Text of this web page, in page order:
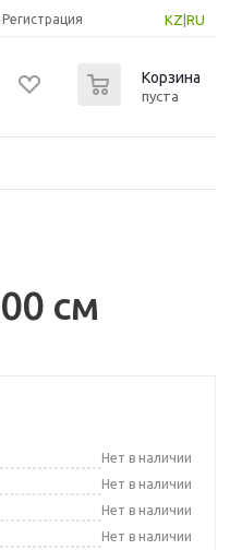
KZ RU
Регистрация
Корзина
пуста
см
Нет в наличии
Нет в наличии
Нет в наличии
Нет в наличии